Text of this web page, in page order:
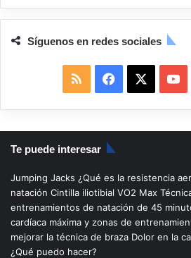
Síguenos en redes sociales
S
S
a
c
b
o
o
u
u
b
Te puede interesar
Jumping Jacks ¿Qué es la resistencia
natación Cintilla iliotibial VO2 Max
entrenamientos de natación de 45
cardíaca máxima y zonas de
mejorar la técnica de braza Dolor en la
¿Qué puedo hacer?